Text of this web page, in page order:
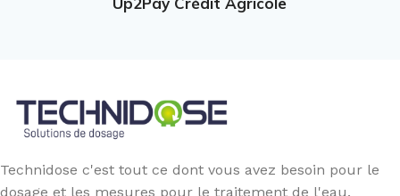
Technidose c'est tout ce dont vous avez besoin pour le
dosage et les mesures pour le traitement de l'eau.